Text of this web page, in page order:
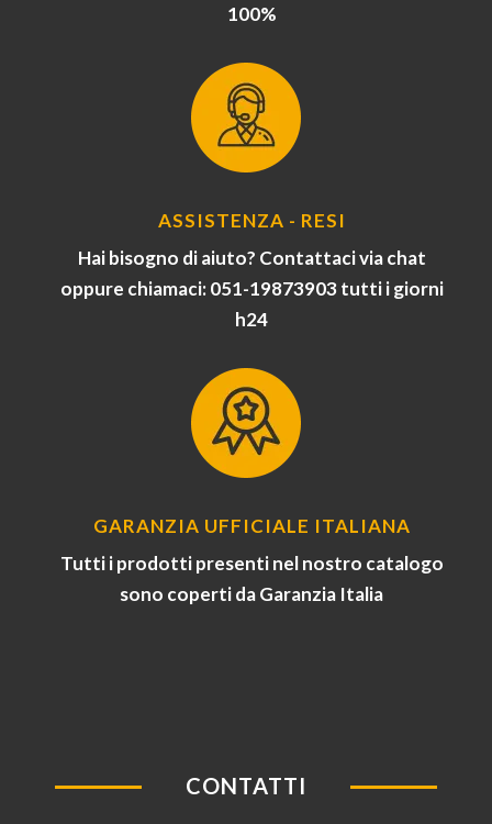
100%
ASSISTENZA - RESI
Hai bisogno di aiuto? Contattaci via chat
oppure chiamaci: 051-19873903 tutti i giorni
h24
GARANZIA UFFICIALE ITALIANA
Tutti i prodotti presenti nel nostro catalogo
sono coperti da Garanzia Italia
CONTATTI